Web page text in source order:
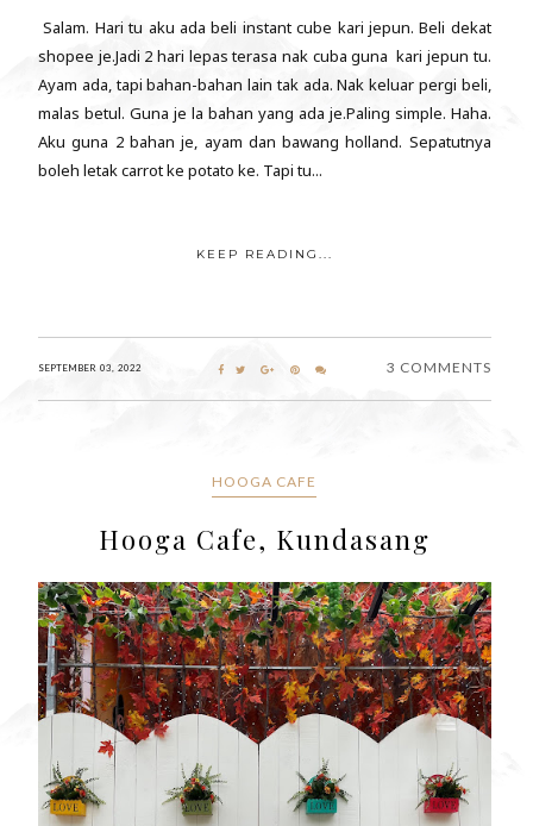
Salam. Hari tu aku ada beli instant cube kari jepun. Beli dekat
shopee je.Jadi 2 hari lepas terasa nak cuba guna kari jepun tu.
Ayam ada, tapi bahan-bahan lain tak ada. Nak keluar pergi beli,
malas betul. Guna je la bahan yang ada je.Paling simple. Haha.
Aku guna 2 bahan je, ayam dan bawang holland. Sepatutnya
boleh letak carrot ke potato ke. Tapi tu...
KEEP READING...
SEPTEMBER 03, 2022 3 COMMENTS
HOOGA CAFE
Hooga Cafe, Kundasang